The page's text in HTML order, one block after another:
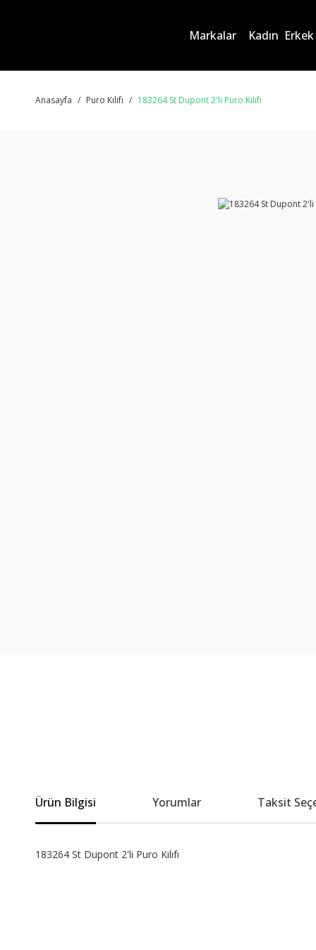
Markalar Kadın Erkek
Anasayfa Puro Kılıfı 183264 St Dupont 2'li Puro Kılıfı
Ürün Bilgisi Yorumlar Taksit
183264 St Dupont 2'li Puro Kılıfı